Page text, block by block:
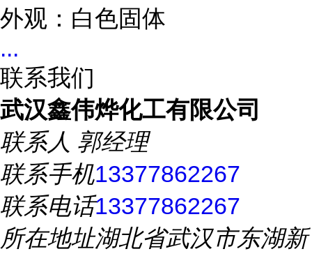
外观：白色固体
...
联系我们
武汉鑫伟烨化工有限公司
联系人 郭经理
联系手机13377862267
联系电话13377862267
所在地址湖北省武汉市东湖新